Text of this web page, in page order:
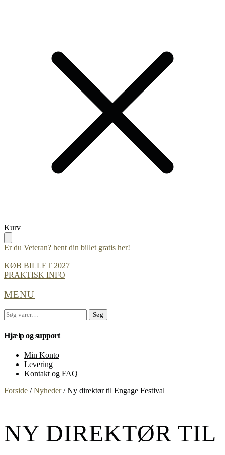
Skip
to
navigation
Skip
to
content
Kurv
Er du Veteran? hent din billet gratis her!
KØB BILLET 2027
PRAKTISK INFO
MENU
Søg
efter:
Søg
Hjælp og support
Min Konto
Levering
Kontakt og FAQ
Forside /Nyheder/Ny direktør til Engage Festival
NY DIREKTØR TIL